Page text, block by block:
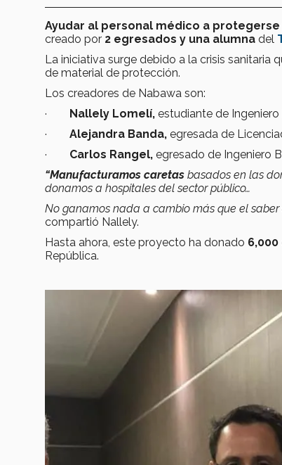
Ayudar al personal médico a protegerse
creado por 2 egresados y una alumna del
La iniciativa surge debido a la crisis sanitaria
de material de protección.
Los creadores de Nabawa son:
·
Nallely Lomelí, estudiante de
· Alejandra Banda, egresada de
· Carlos Rangel, egresado de Ingeniero
“Manufacturamos caretas basados en las
donamos a hospitales del sector público…
No ganamos nada a cambio más que el saber
compartió Nallely.
Hasta ahora, este proyecto ha donado
República.